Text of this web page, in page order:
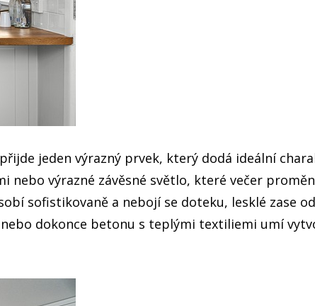
jeden výrazný prvek, který dodá ideální
výrazné závěsné světlo, které večer
sofistikovaně a nebojí se doteku, lesklé zase
dokonce betonu s teplými textiliemi umí